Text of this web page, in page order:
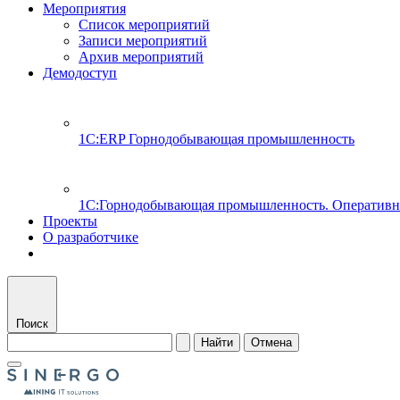
Мероприятия
Список мероприятий
Записи мероприятий
Архив мероприятий
Демодоступ
1С:ERP Горнодобывающая промышленность
1С:Горнодобывающая промышленность.
Проекты
О разработчике
Поиск
Найти
Отмена